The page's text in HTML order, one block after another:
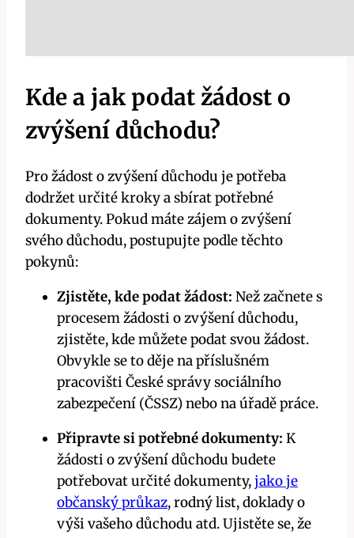
Kde a jak podat žádost o
zvýšení důchodu?
Pro žádost o zvýšení důchodu je potřeba
dodržet určité kroky a sbírat potřebné
dokumenty. Pokud máte zájem o zvýšení
svého důchodu, postupujte podle těchto
pokynů:
Zjistěte, kde podat žádost: Než začnete s
procesem žádosti o zvýšení důchodu,
zjistěte, kde můžete podat svou žádost.
Obvykle se to děje na příslušném
pracovišti České správy sociálního
zabezpečení (ČSSZ) nebo na úřadě práce.
Připravte si potřebné dokumenty: K
žádosti o zvýšení důchodu budete
potřebovat určité dokumenty,jako je
občanský průkaz, rodný list, doklady o
výši vašeho důchodu atd. Ujistěte se, že